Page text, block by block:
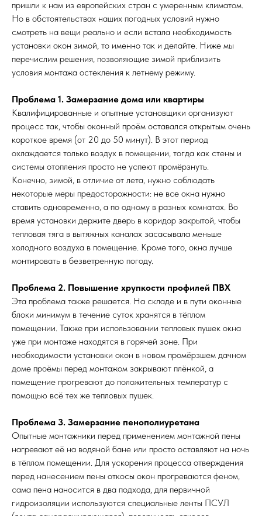
пришли к нам из европейских стран с умеренным климатом.
Но в обстоятельствах наших погодных условий нужно
смотреть на вещи реально и если встала необходимость
установки окон зимой, то именно так и делайте. Ниже мы
перечислим решения, позволяющие зимой приблизить
условия монтажа остекления к летнему режиму.
Проблема 1. Замерзание дома или квартиры
Квалифицированные и опытные установщики организуют
процесс так, чтобы оконный проём оставался открытым очень
короткое время (от 20 до 50 минут). В этот период
охлаждается только воздух в помещении, тогда как стены и
системы отопления просто не успеют промёрзнуть.
Конечно, зимой, в отличие от лета, нужно соблюдать
некоторые меры предосторожности: не все окна нужно
ставить одновременно, а по одному в разных комнатах. Во
время установки держите дверь в коридор закрытой, чтобы
тепловая тяга в вытяжных каналах засасывала меньше
холодного воздуха в помещение. Кроме того, окна лучше
монтировать в безветренную погоду.
Проблема 2. Повышение хрупкости профилей ПВХ
Эта проблема также решается. На складе и в пути оконные
блоки минимум в течение суток хранятся в тёплом
помещении. Также при использовании тепловых пушек окна
уже при монтаже находятся в горячей зоне. При
необходимости установки окон в новом промёрзшем дачном
доме проёмы перед монтажом закрывают плёнкой, а
помещение прогревают до положительных температур с
помощью всё тех же тепловых пушек.
Проблема 3. Замерзание пенополиуретана
Опытные монтажники перед применением монтажной пены
нагревают её на водяной бане или просто оставляют на ночь
в тёплом помещении. Для ускорения процесса отверждения
перед нанесением пены откосы окон прогреваются феном,
сама пена наносится в два подхода, для первичной
гидроизоляции используются специальные ленты ПСУЛ